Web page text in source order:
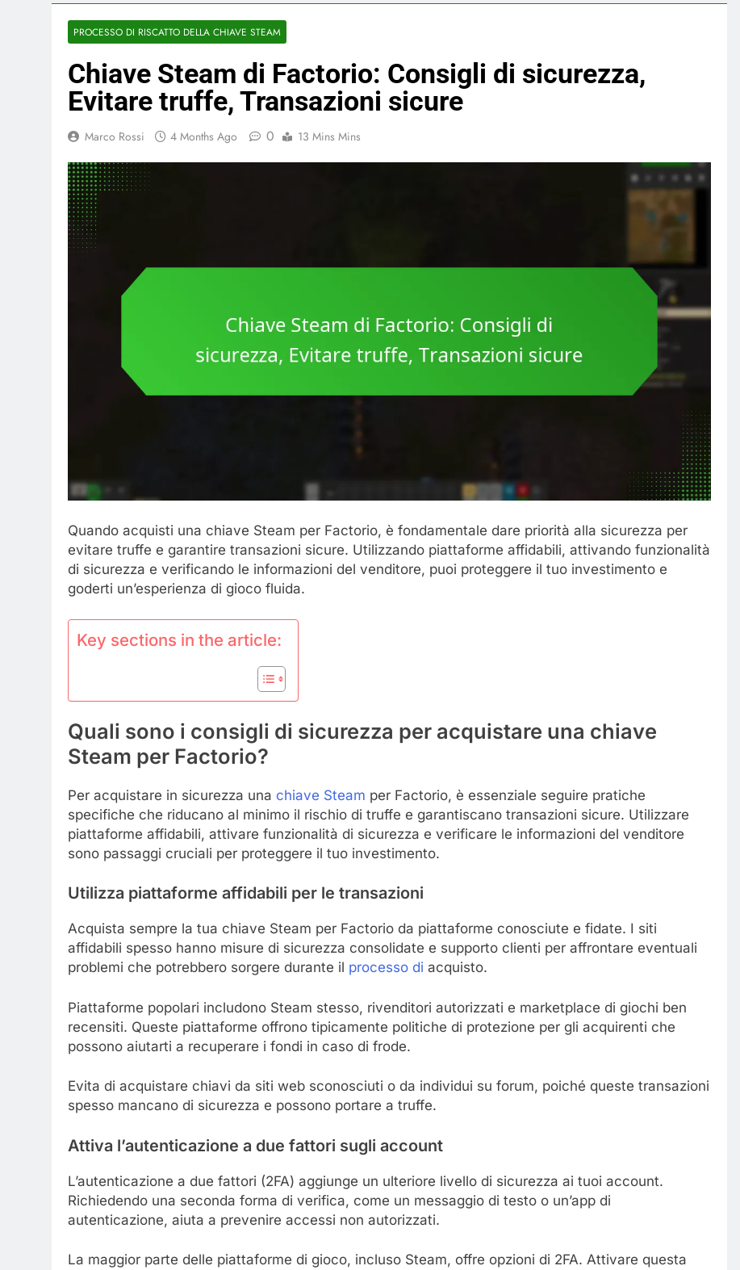
PROCESSO DI RISCATTO DELLA CHIAVE STEAM
Chiave Steam di Factorio: Consigli di sicurezza,
Evitare truffe, Transazioni sicure
Marco Rossi 4 Months Ago 0 13 Mins Mins
Quando acquisti una chiave Steam per Factorio, è fondamentale dare priorità alla sicurezza per
evitare truffe e garantire transazioni sicure. Utilizzando piattaforme affidabili, attivando funzionalità
di sicurezza e verificando le informazioni del venditore, puoi proteggere il tuo investimento e
goderti un’esperienza di gioco fluida.
Key sections in the article:
Quali sono i consigli di sicurezza per acquistare una chiave
Steam per Factorio?
Per acquistare in sicurezza una chiave Steam per Factorio, è essenziale seguire pratiche
specifiche che riducano al minimo il rischio di truffe e garantiscano transazioni sicure. Utilizzare
piattaforme affidabili, attivare funzionalità di sicurezza e verificare le informazioni del venditore
sono passaggi cruciali per proteggere il tuo investimento.
Utilizza piattaforme affidabili per le transazioni
Acquista sempre la tua chiave Steam per Factorio da piattaforme conosciute e fidate. I siti
affidabili spesso hanno misure di sicurezza consolidate e supporto clienti per affrontare eventuali
problemi che potrebbero sorgere durante il processo di acquisto.
Piattaforme popolari includono Steam stesso, rivenditori autorizzati e marketplace di giochi ben
recensiti. Queste piattaforme offrono tipicamente politiche di protezione per gli acquirenti che
possono aiutarti a recuperare i fondi in caso di frode.
Evita di acquistare chiavi da siti web sconosciuti o da individui su forum, poiché queste transazioni
spesso mancano di sicurezza e possono portare a truffe.
Attiva l’autenticazione a due fattori sugli account
L’autenticazione a due fattori (2FA) aggiunge un ulteriore livello di sicurezza ai tuoi account.
Richiedendo una seconda forma di verifica, come un messaggio di testo o un’app di
autenticazione, aiuta a prevenire accessi non autorizzati.
La maggior parte delle piattaforme di gioco, incluso Steam, offre opzioni di 2FA. Attivare questa